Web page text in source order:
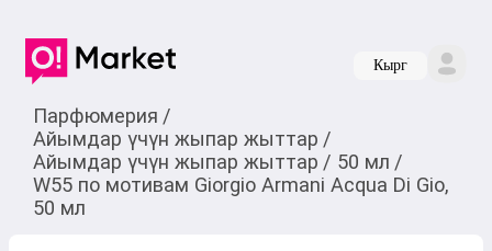
Кырг
Парфюмерия /
Айымдар үчүн жыпар жыттар /
Айымдар үчүн жыпар жыттар / 50 мл /
W55 по мотивам Giorgio Armani Acqua Di Gio,
50 мл